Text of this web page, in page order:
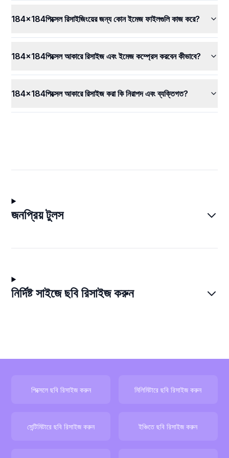
184x184পিক্সেল রিসাইজিংয়ের জন্য কোন ইমেজ ফাইলগুলি কাজ করে?
184x184পিক্সেল আকারে রিসাইজ এবং ইমেজ কম্প্রেস করবেন কীভাবে?
184x184পিক্সেল আকারে রিসাইজ করা কি নিরাপদ এবং ব্যক্তিগত?
জনপ্রিয় টুলস
নির্দিষ্ট সাইজে ছবি রিসাইজ করুন
পিক্সেলে ছবি রিসাইজ করুন মিলিমিটারে ছবি রিসাইজ করুন
সেন্টিমিটারে ছবি রিসাইজ করুন ইঞ্চিতে ছবি রিসাইজ করুন